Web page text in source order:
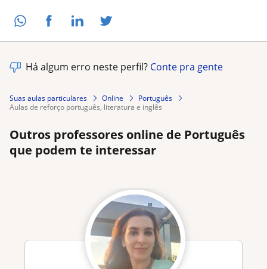
Há algum erro neste perfil? Conte pra gente
Suas aulas particulares Online
Português
aulas de reforço português, literatura e inglês
Outros professores online de Português
que podem te interessar